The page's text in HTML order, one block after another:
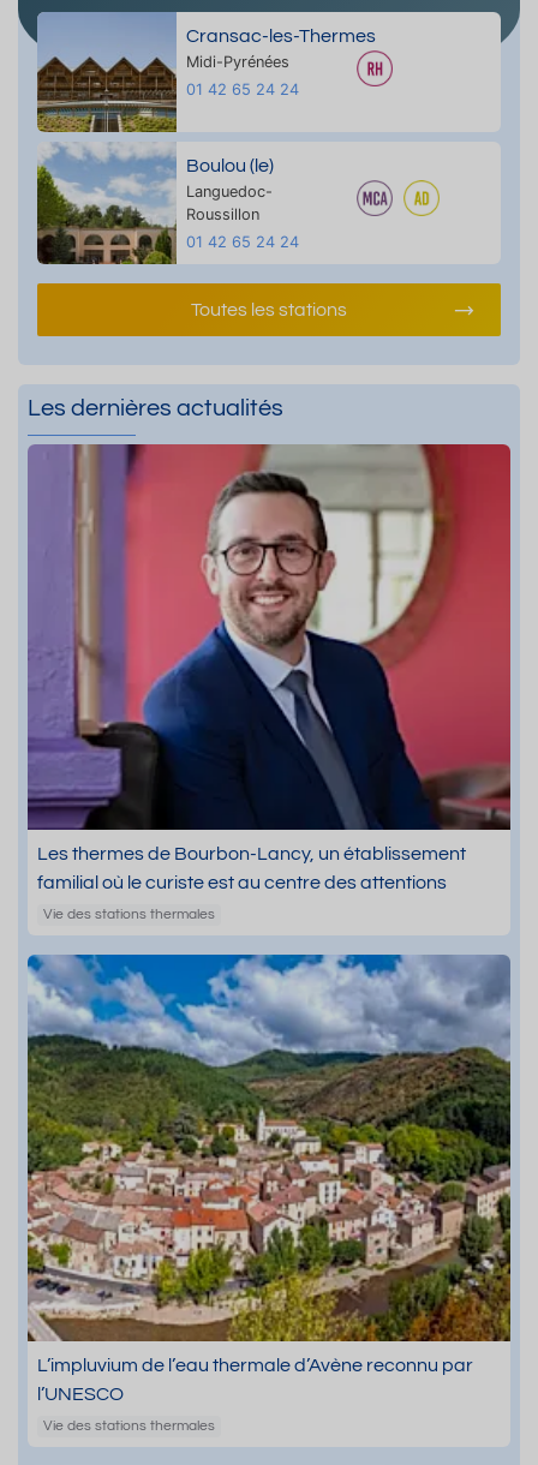
Cransac-les-Thermes
Midi-Pyrénées
01 42 65 24 24
Boulou (le)
Languedoc-
Roussillon
01 42 65 24 24
Toutes les stations
Les dernières actualités
Les thermes de Bourbon-Lancy, un établissement
familial où le curiste est au centre des attentions
Vie des stations thermales
L’impluvium de l’eau thermale d’Avène reconnu par
l’UNESCO
Vie des stations thermales